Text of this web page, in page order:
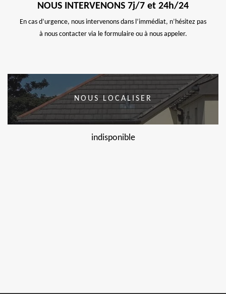
NOUS INTERVENONS 7j/7 et 24h/24
En cas d’urgence, nous intervenons dans l’immédiat, n’hésitez pas
à nous contacter via le formulaire ou à nous appeler.
NOUS LOCALISER
indisponible